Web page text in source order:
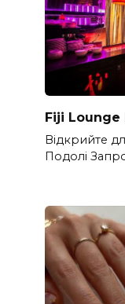
Fiji Lounge
Відкрийте
Подолі